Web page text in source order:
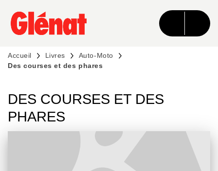
MENU RECHERCHE CONTENU
PIED DE PAGE
Accueil Livres
Auto-Moto
Des courses et des phares
DES COURSES ET DES
PHARES